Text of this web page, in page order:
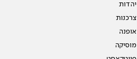
יהדות
צרכנות
אופנה
מוסיקה